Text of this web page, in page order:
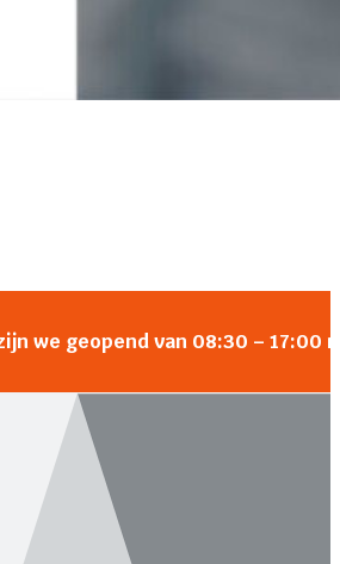
we geopend van 08:30 –